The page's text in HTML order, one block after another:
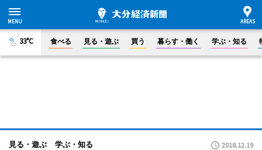
33°C 食べる 見る・遊ぶ 買う 暮らす・働く 学ぶ・知る
見る・遊ぶ 学ぶ・知る 2018.12.19